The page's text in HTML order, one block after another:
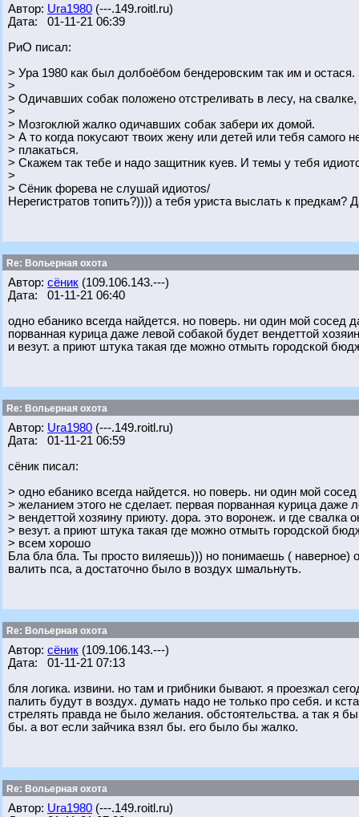
Автор: Ura1980 (---.149.roitl.ru)
Дата: 01-11-21 06:39
РиО писал:
> Ура 1980 как был долбоёбом бендеровским так им и остася.
>
> Одичавших собак положено отстреливать в лесу, на свалке,
>
> Мозгоклюй жалко одичавших собак забери их домой.
> А то когда покусают твоих жену или детей или тебя самого
> плакаться.
> Скажем так тебе и надо защитник куев. И темы у тебя
>
> Сёник форева не слушай идиотоs/
Нерегистратов топить?)))) а тебя уриста выслать к
Re: Вольерная охота
Автор: сёник (109.106.143.---)
Дата: 01-11-21 06:40
одно ебанико всегда найдется. но поверь. ни один мой
порванная курица даже левой собакой будет вендеттой
и везут. а приют штука такая где можно отмыть городской
Re: Вольерная охота
Автор: Ura1980 (---.149.roitl.ru)
Дата: 01-11-21 06:59
сёник писал:
> одно ебанико всегда найдется. но поверь. ни один мой
> желанием этого не сделает. первая порванная курица даже
> вендеттой хозяину приюту. дора. это воронеж. и где свалка
> везут. а приют штука такая где можно отмыть городской
> всем хорошо
Бла бла бла. Ты просто виляешь))) но понимаешь ( наверное)
валить пса, а достаточно было в воздух шмальнуть.
Re: Вольерная охота
Автор: сёник (109.106.143.---)
Дата: 01-11-21 07:13
бля логика. извини. но там и грибники бывают. я проезжал
палить будут в воздух. думать надо не только про себя. и
стрелять правда не было желания. обстоятельства. а так я
бы. а вот если зайчика взял бы. его было бы жалко.
Re: Вольерная охота
Автор: Ura1980 (---.149.roitl.ru)